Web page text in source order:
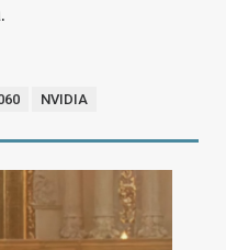
NVIDIA